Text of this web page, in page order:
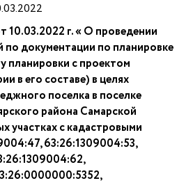
10.03.2022 г. « О проведении
по документации по планировке
планировки с проектом
в его составе) в целях
поселка в поселке
района Самарской
участках с кадастровыми
63:26:1309004:53,